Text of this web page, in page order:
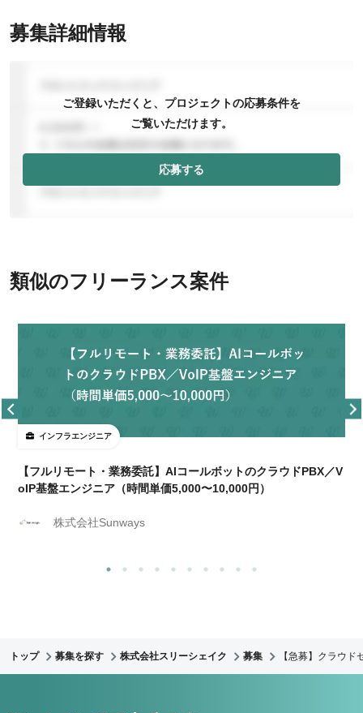
募集詳細情報
ご登録いただくと、プロジェクトの応募条件を
ご覧いただけます。
応募する
類似のフリーランス案件
インフラエンジニア
【フルリモート・業務委託】AIコールボットのクラウドPBX／V
oIP基盤エンジニア（時間単価5,000〜10,000円）
株式会社Sunways
トップ 募集を探す 株式会社スリーシェイク 募集 【急募】クラウ